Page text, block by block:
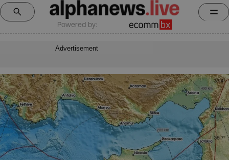
Powered by:
Advertisement